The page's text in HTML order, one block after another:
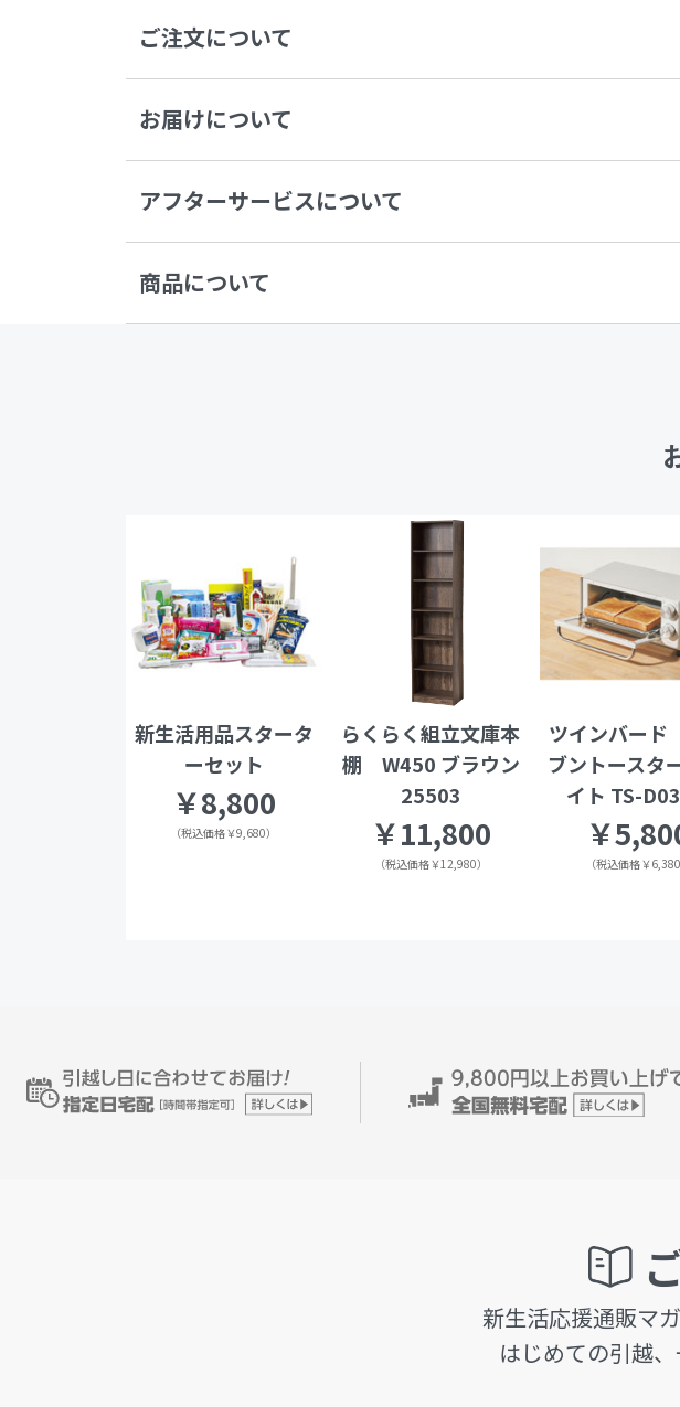
ご注文について
お届けについて
アフターサービスについて
商品について
新生活用品スタータ
ーセット
￥8,800
（税込価格￥9,680）
らくらく組立文庫本
棚 W450 ブラウン
25503
￥11,800
（税込価格￥12,980）
ツインバー
ブントースタ
イト TS-
￥
（税込価格￥6,380
新生活応援通販マ
はじめての引越